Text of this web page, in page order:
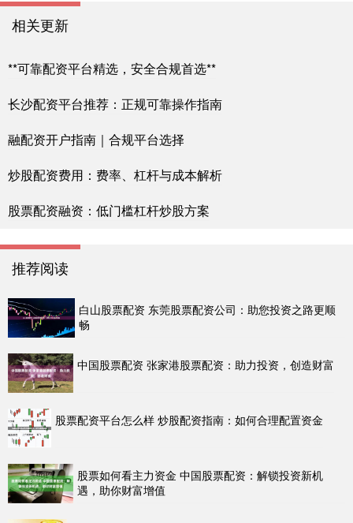
相关更新
**可靠配资平台精选，安全合规首选**
长沙配资平台推荐：正规可靠操作指南
融配资开户指南｜合规平台选择
炒股配资费用：费率、杠杆与成本解析
股票配资融资：低门槛杠杆炒股方案
推荐阅读
白山股票配资 东莞股票配资公司：助您投资之路更顺
畅
中国股票配资 张家港股票配资：助力投资，创造财富
股票配资平台怎么样 炒股配资指南：如何合理配置资金
股票如何看主力资金 中国股票配资：解锁投资新机
遇，助你财富增值